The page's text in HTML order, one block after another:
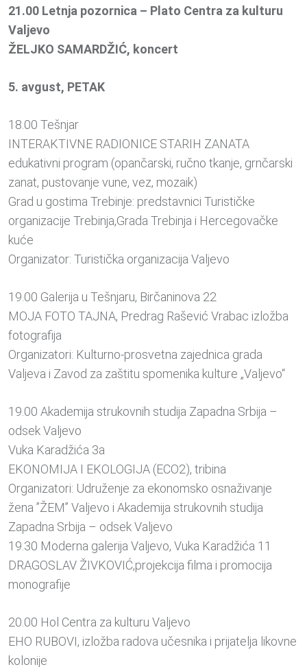
21.00 Letnja pozornica – Plato Centra za kulturu
Valjevo
ŽELJKO SAMARDŽIĆ, koncert
5. avgust, PETAK
18.00 Tešnjar
INTERAKTIVNE RADIONICE STARIH ZANATA
edukativni program (opančarski, ručno tkanje, grnčarski
zanat, pustovanje vune, vez, mozaik)
Grad u gostima Trebinje: predstavnici Turističke
organizacije Trebinja,Grada Trebinja i Hercegovačke
kuće
Organizator: Turistička organizacija Valjevo
19.00 Galerija u Tešnjaru, Birčaninova 22
MOJA FOTO TAJNA, Predrag Rašević Vrabac izložba
fotografija
Organizatori: Kulturno-prosvetna zajednica grada
Valjeva i Zavod za zaštitu spomenika kulture „Valjevo“
19.00 Akademija strukovnih studija Zapadna Srbija –
odsek Valjevo
Vuka Karadžića 3a
EKONOMIJA I EKOLOGIJA (ECO2), tribina
Organizatori: Udruženje za ekonomsko osnaživanje
žena ”ŽEM” Valjevo i Akademija strukovnih studija
Zapadna Srbija – odsek Valjevo
19.30 Moderna galerija Valjevo, Vuka Karadžića 11
DRAGOSLAV ŽIVKOVIĆ,projekcija filma i promocija
monografije
20.00 Hol Centra za kulturu Valjevo
EHO RUBOVI, izložba radova učesnika i prijatelja likovne
kolonije